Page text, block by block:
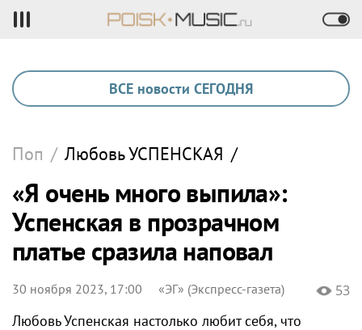
ВСЕ новости СЕГОДНЯ
Поп / ЛюбовьУСПЕНСКАЯ /
«Я очень много выпила»:
Успенская в прозрачном
платье сразила наповал
30 ноября 2023, 17:00 «ЭГ» (Экспресс-газета) 53
Любовь Успенская настолько любит себя, что